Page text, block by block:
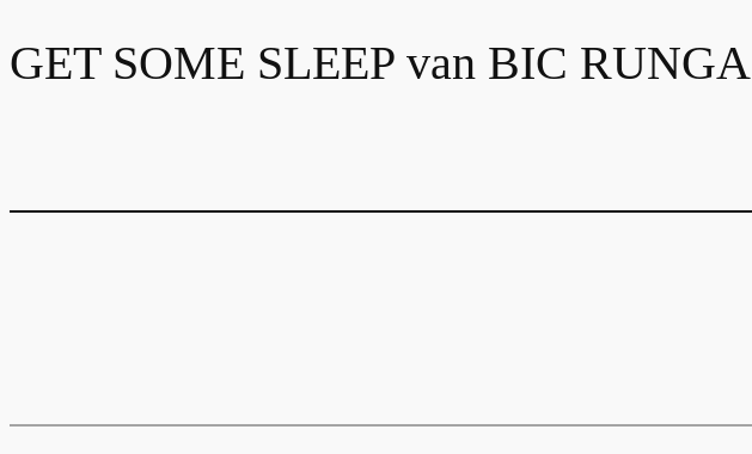
GET SOME SLEEP van BIC RUNGA